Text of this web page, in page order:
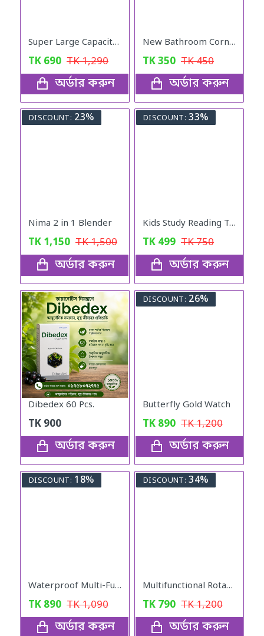
Super Large Capacity Folding Travel Bag (Light Purple Color)
TK 690 TK1,290
অর্ডার করুন
New Bathroom Corner Shelf Suction Rack Organizer Cup Storage Shower Wall Basket
TK350 TK450
অর্ডার করুন
DISCOUNT: 23%
Nima 2 in 1 Blender
TK 1,150 TK1,500
অর্ডার করুন
DISCOUNT: 33%
Kids Study Reading Table (Pink)
TK 499 TK750
অর্ডার করুন
Dibedex 60 Pcs.
TK 900
অর্ডার করুন
DISCOUNT: 26%
Butterfly Gold Watch
TK 890 TK1,200
অর্ডার করুন
DISCOUNT: 18%
Waterproof Multi-Functional Laptop Backpack
TK 890 TK1,090
অর্ডার করুন
DISCOUNT: 34%
Multifunctional Rotate Vegetable Slicer with Basket
TK 790 TK1,200
অর্ডার করুন